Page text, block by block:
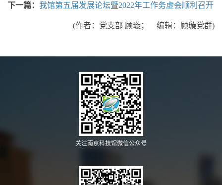
下一篇： 我馆第五届发展论坛暨2022年工作务虚会顺利召开
(作者：党支部 顾璇； 编辑：顾璇党群)
关注南京科技馆微信公众号